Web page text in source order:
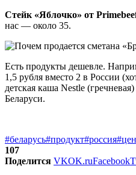
Стейк «Яблочко» от
нас — около 35.
Есть продукты дешевле.
1,5 рубля вместо 2 в России
детская каша Nestle
Беларуси.
#беларусь#продукт#россия
107
Поделится VKOK.ruFacebook